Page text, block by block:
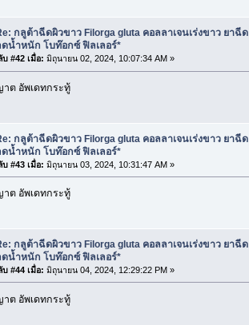
กลูต้าฉีดผิวขาว Filorga gluta คอลลาเจนเร่งขาว ยาฉีด
ดน้ำหนัก โบท๊อกซ์ ฟิลเลอร์*
#42 เมื่อ: มิถุนายน 02, 2024, 10:07:34 AM »
ต อัพเดทกระทู้
กลูต้าฉีดผิวขาว Filorga gluta คอลลาเจนเร่งขาว ยาฉีด
ดน้ำหนัก โบท๊อกซ์ ฟิลเลอร์*
#43 เมื่อ: มิถุนายน 03, 2024, 10:31:47 AM »
ต อัพเดทกระทู้
กลูต้าฉีดผิวขาว Filorga gluta คอลลาเจนเร่งขาว ยาฉีด
ดน้ำหนัก โบท๊อกซ์ ฟิลเลอร์*
#44 เมื่อ: มิถุนายน 04, 2024, 12:29:22 PM »
ต อัพเดทกระทู้